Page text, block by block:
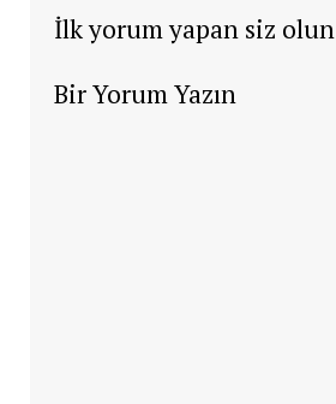
İlk yorum yapan siz olun
Bir Yorum Yazın